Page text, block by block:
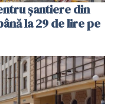
șantiere din
la 29 de lire pe